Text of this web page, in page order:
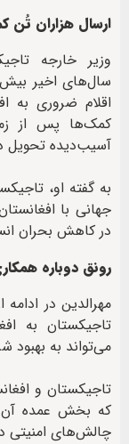
ارسال هزاران تُن
وزیر خارجه
سال‌های اخیر
اقلام ضروری به
آسیب‌دیده تحویل
به گفته او،
جهانی با
در کاهش بحران
رونق دوباره
مهرالدین در
تاجیکستان به
می‌تواند به
که بخش عمده آن
چالش‌های امنیتی